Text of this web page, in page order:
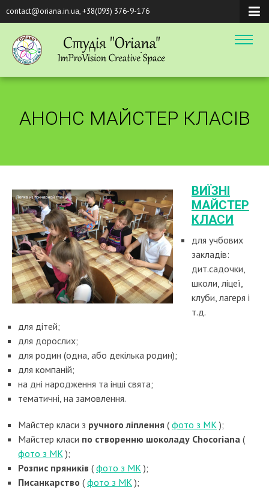
contact@oriana.in.ua, +38(093) 376-9-176
АНОНС МАЙСТЕР КЛАСІВ
ВИЇЗНІ
МАЙСТЕР
КЛАСИ
для учбових
закладів:
дит.садочки,
школи, ліцеї,
клуби, лагеря і
т.д.
для дітей;
для дорослих;
для родин (одна, або декілька родин);
для компаній;
на дні народження та інші свята;
тематичні, на замовлення.
Майстер класи з ручного ліплення ( фото з МК);
Майстер класи по створенню шоколаду Chocoriana (
фото з МК);
Розпис пряників ( фото з МК);
Писанкарство ( фото з МК);